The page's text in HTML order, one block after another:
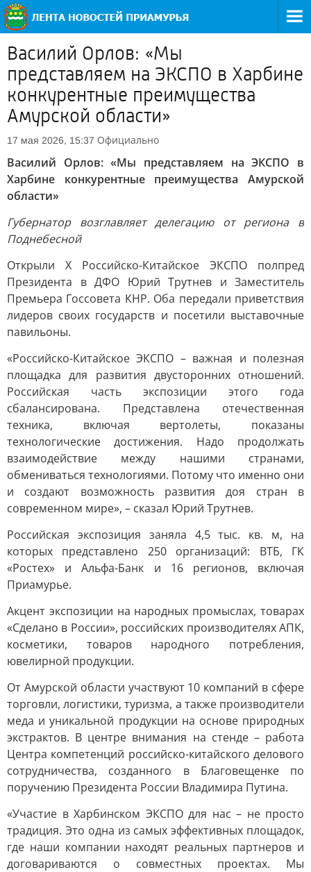
Василий Орлов: «Мы
представляем на ЭКСПО в Харбине
конкурентные преимущества
Амурской области»
17 мая 2026, 15:37 Официально
Василий Орлов: «Мы представляем на ЭКСПО в
Харбине конкурентные преимущества Амурской
области»
Губернатор возглавляет делегацию от региона в
Поднебесной
Открыли X Российско-Китайское ЭКСПО полпред
Президента в ДФО Юрий Трутнев и Заместитель
Премьера Госсовета КНР. Оба передали приветствия
лидеров своих государств и посетили выставочные
павильоны.
«Российско-Китайское ЭКСПО – важная и полезная
площадка для развития двусторонних отношений.
Российская часть экспозиции этого года
сбалансирована. Представлена отечественная
техника, включая вертолеты, показаны
технологические достижения. Надо продолжать
взаимодействие между нашими странами,
обмениваться технологиями. Потому что именно они
и создают возможность развития доя стран в
современном мире», – сказал Юрий Трутнев.
Российская экспозиция заняла 4,5 тыс. кв. м, на
которых представлено 250 организаций: ВТБ, ГК
«Ростех» и Альфа-Банк и 16 регионов, включая
Приамурье.
Акцент экспозиции на народных промыслах, товарах
«Сделано в России», российских производителях АПК,
косметики, товаров народного потребления,
ювелирной продукции.
От Амурской области участвуют 10 компаний в сфере
торговли, логистики, туризма, а также производители
меда и уникальной продукции на основе природных
экстрактов. В центре внимания на стенде – работа
Центра компетенций российско-китайского делового
сотрудничества, созданного в Благовещенке по
поручению Президента России Владимира Путина.
«Участие в Харбинском ЭКСПО для нас – не просто
традиция. Это одна из самых эффективных площадок,
где наши компании находят реальных партнеров и
договариваются о совместных проектах. Мы